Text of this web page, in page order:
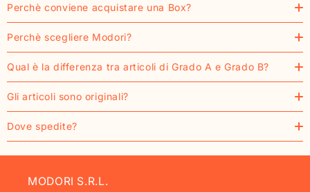
Perchè conviene acquistare una Box?
Perchè scegliere Modori?
Qual è la differenza tra articoli di Grado A e Grado B?
Gli articoli sono originali?
Dove spedite?
MODORI S.R.L.